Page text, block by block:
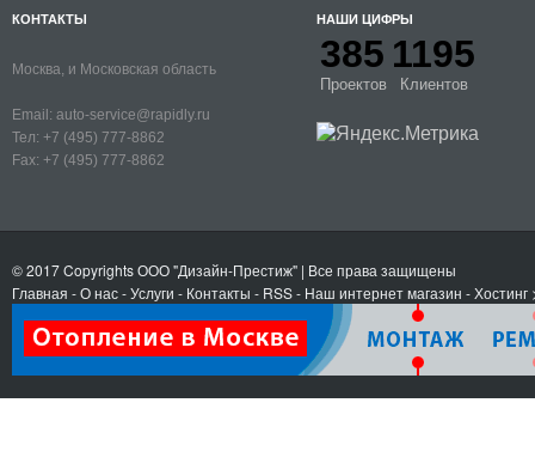
КОНТАКТЫ
Москва, и Московская область
Email: auto-service@rapidly.ru
Тел: +7 (495) 777-8862
Fax: +7 (495) 777-8862
НАШИ ЦИФРЫ
385
Проектов
1195
Клиентов
© 2017 CopyrightsООО "Дизайн-Престиж" | Все права защищены
Главная -О нас-Услуги - Контакты - RSS- Наш интернет магазин -Хостинг